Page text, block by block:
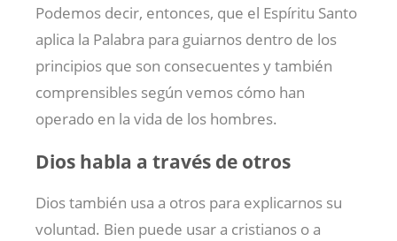
Podemos decir, entonces, que el Espíritu Santo
aplica la Palabra para guiarnos dentro de los
principios que son consecuentes y también
comprensibles según vemos cómo han
operado en la vida de los hombres.
Dios habla a través de otros
Dios también usa a otros para explicarnos su
voluntad. Bien puede usar a cristianos o a